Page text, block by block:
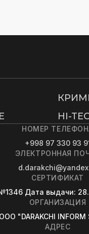
HI-
НОМЕР
+998 97 330 93
ЭЛЕКТРОННАЯ
СЕРТИФИКАТ
Дата выдачи:
ОРГАНИЗАЦИЯ
OOO "DARAKCHI INFORM
АДРЕС